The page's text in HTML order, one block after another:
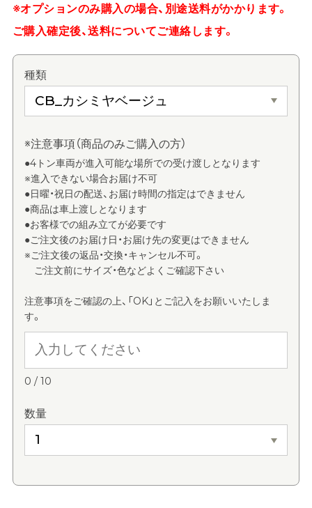
※オプションのみ購入の場合、別途送料がかかります。
ご購入確定後、送料についてご連絡します。
種類
※注意事項（商品のみご購入の方）
●4トン車両が進入可能な場所での受け渡しとなります
※進入できない場合お届け不可
●日曜・祝日の配送、お届け時間の指定はできません
●商品は車上渡しとなります
●お客様での組み立てが必要です
●ご注文後のお届け日・お届け先の変更はできません
※ご注文後の返品・交換・キャンセル不可。
ご注文前にサイズ・色などよくご確認下さい
注意事項をご確認の上、「OK」とご記入をお願いいたしま
す。
0 /10
数量